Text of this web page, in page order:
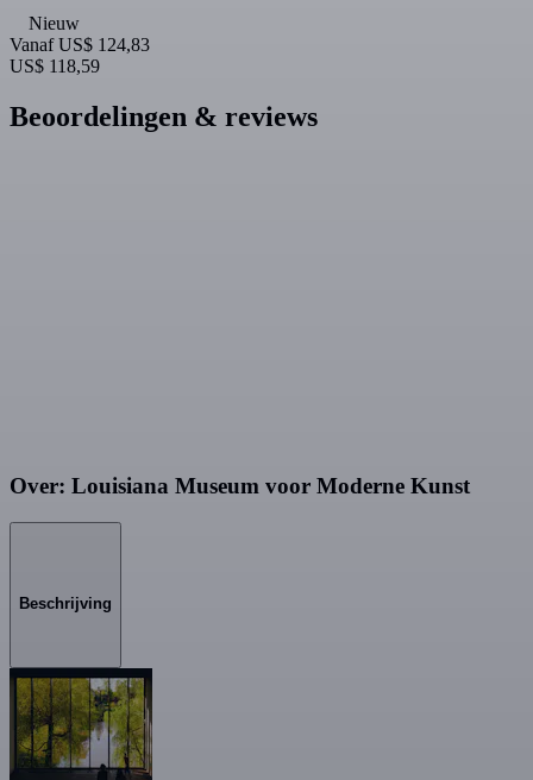
Nieuw
Vanaf US$ 124,83
US$ 118,59
Beoordelingen & reviews
Over: Louisiana Museum voor Moderne Kunst
Beschrijving